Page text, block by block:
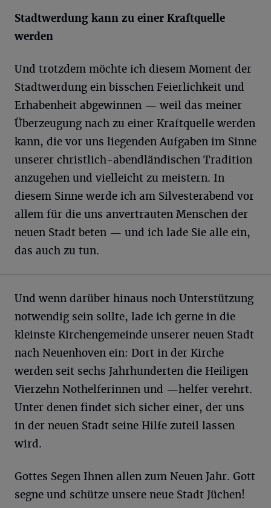
Stadtwerdung kann zu einer Kraftquelle
werden
Und trotzdem möchte ich diesem Moment der
Stadtwerdung ein bisschen Feierlichkeit und
Erhabenheit abgewinnen — weil das meiner
Überzeugung nach zu einer Kraftquelle werden
kann, die vor uns liegenden Aufgaben im Sinne
unserer christlich-abendländischen Tradition
anzugehen und vielleicht zu meistern. In
diesem Sinne werde ich am Silvesterabend vor
allem für die uns anvertrauten Menschen der
neuen Stadt beten — und ich lade Sie alle ein,
das auch zu tun.
Und wenn darüber hinaus noch Unterstützung
notwendig sein sollte, lade ich gerne in die
kleinste Kirchengemeinde unserer neuen Stadt
nach Neuenhoven ein: Dort in der Kirche
werden seit sechs Jahrhunderten die Heiligen
Vierzehn Nothelferinnen und —helfer verehrt.
Unter denen findet sich sicher einer, der uns
in der neuen Stadt seine Hilfe zuteil lassen
wird.
Gottes Segen Ihnen allen zum Neuen Jahr. Gott
segne und schütze unsere neue Stadt Jüchen!